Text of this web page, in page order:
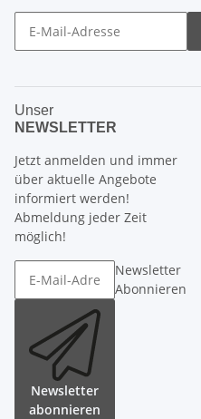
Unser
NEWSLETTER
Jetzt anmelden und immer
über aktuelle Angebote
informiert werden!
Abmeldung jeder Zeit
möglich!
Newsletter
abonnieren
Newsletter
Abonnieren